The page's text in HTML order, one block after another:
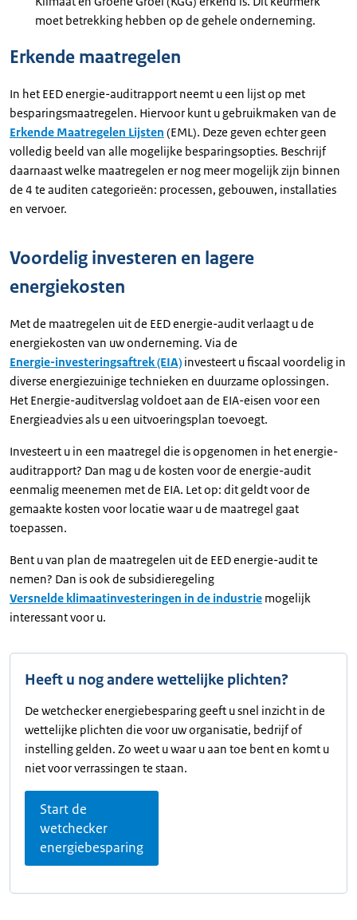
moet betrekking hebben op de gehele onderneming.
Erkende maatregelen
In het EED energie-auditrapport neemt u een lijst op met
besparingsmaatregelen. Hiervoor kunt u gebruikmaken van de
Erkende Maatregelen Lijsten (EML). Deze geven echter geen
volledig beeld van alle mogelijke besparingsopties. Beschrijf
daarnaast welke maatregelen er nog meer mogelijk zijn binnen
de 4 te auditen categorieën: processen, gebouwen, installaties
en vervoer.
Voordelig investeren en lagere
energiekosten
Met de maatregelen uit de EED energie-audit verlaagt u de
energiekosten van uw onderneming. Via de
Energie-investeringsaftrek (EIA) investeert u fiscaal voordelig in
diverse energiezuinige technieken en duurzame oplossingen.
Het Energie-auditverslag voldoet aan de EIA-eisen voor een
Energieadvies als u een uitvoeringsplan toevoegt.
Investeert u in een maatregel die is opgenomen in het energie-
auditrapport? Dan mag u de kosten voor de energie-audit
eenmalig meenemen met de EIA. Let op: dit geldt voor de
gemaakte kosten voor locatie waar u de maatregel gaat
toepassen.
Bent u van plan de maatregelen uit de EED energie-audit te
nemen? Dan is ook de subsidieregeling
Versnelde klimaatinvesteringen in de industrie mogelijk
interessant voor u.
Heeft u nog andere wettelijke plichten?
De wetchecker energiebesparing geeft u snel inzicht in de
wettelijke plichten die voor uw organisatie, bedrijf of
instelling gelden. Zo weet u waar u aan toe bent en komt u
niet voor verrassingen te staan.
Start de
wetchecker
energiebesparing